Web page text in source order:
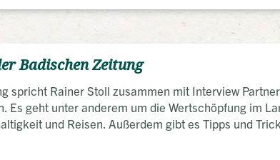
Badischen Zeitung
spricht Rainer Stoll zusammen mit Interview
Es geht unter anderem um die Wertschöpfung im
und Reisen. Außerdem gibt es Tipps und